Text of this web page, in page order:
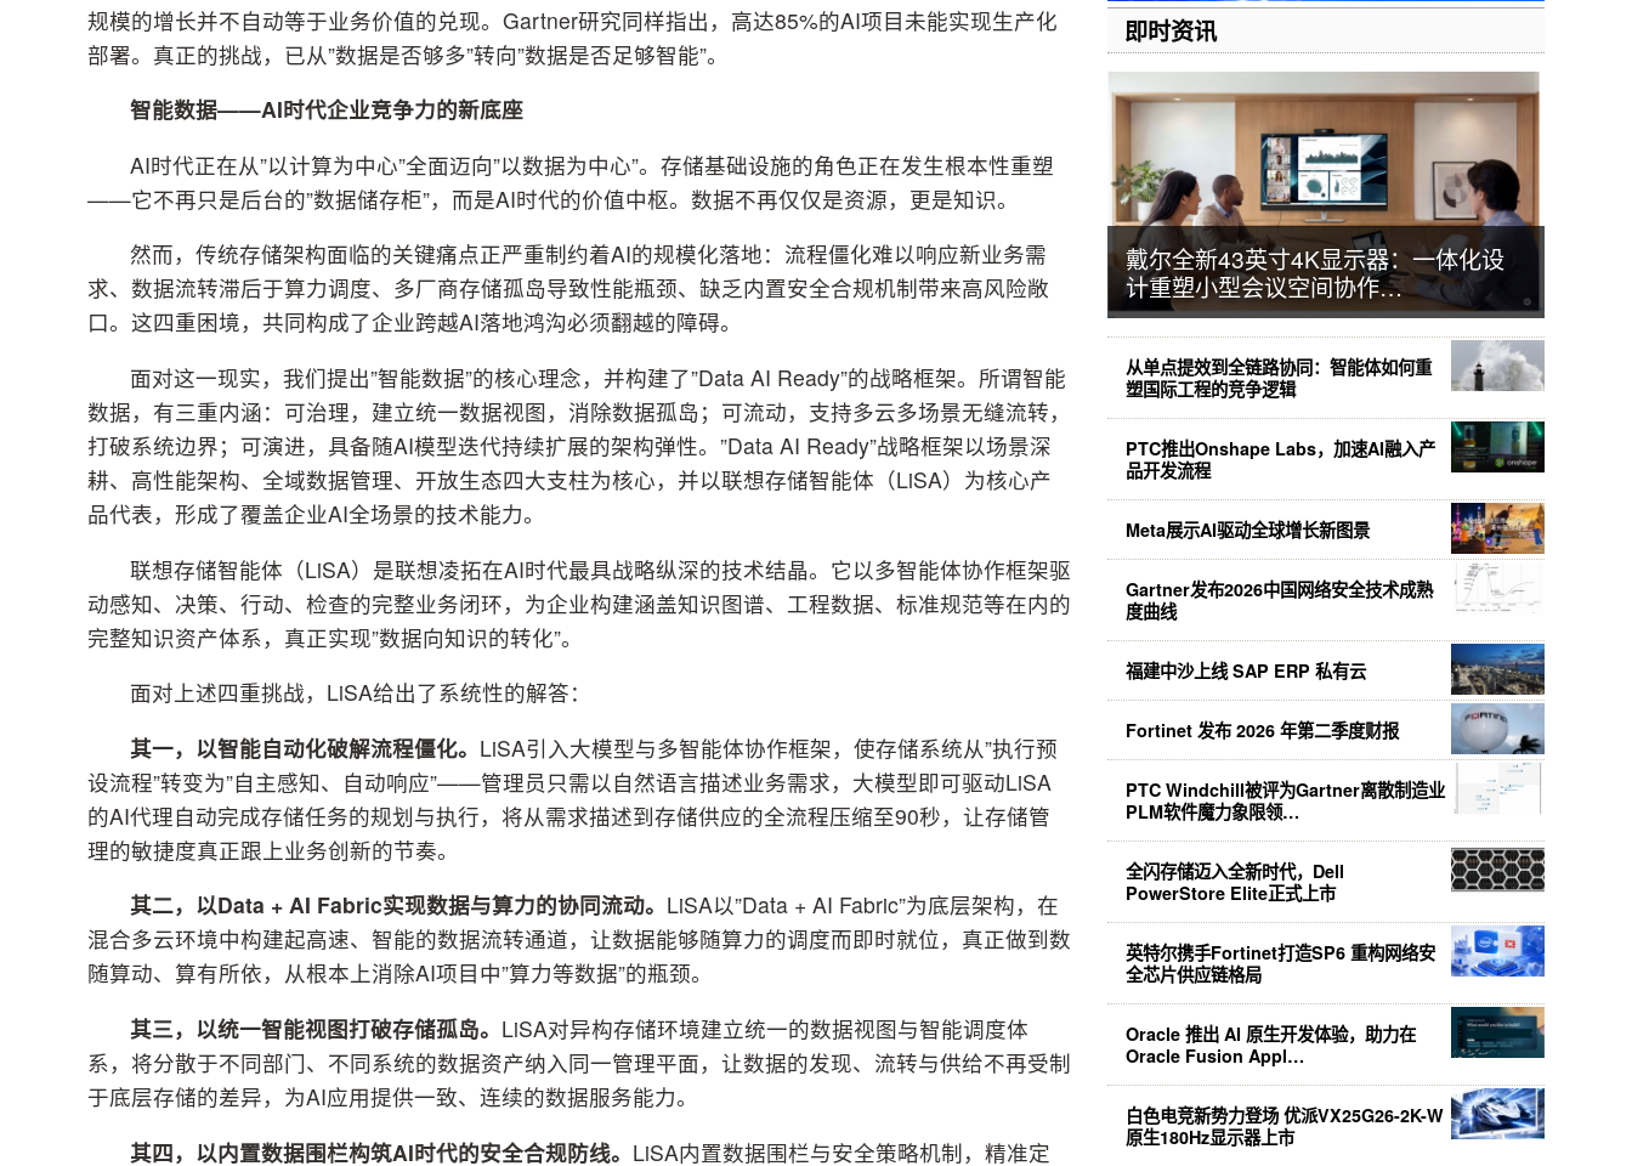
规模的增长并不自动等于业务价值的兑现。Gartner研究同样指出，高达85%的AI项目未能实现生产化
部署。真正的挑战，已从”数据是否够多”转向”数据是否足够智能”。
智能数据——AI时代企业竞争力的新底座
AI时代正在从”以计算为中心”全面迈向”以数据为中心”。存储基础设施的角色正在发生根本性重塑
——它不再只是后台的”数据储存柜”，而是AI时代的价值中枢。数据不再仅仅是资源，更是知识。
然而，传统存储架构面临的关键痛点正严重制约着AI的规模化落地：流程僵化难以响应新业务需
求、数据流转滞后于算力调度、多厂商存储孤岛导致性能瓶颈、缺乏内置安全合规机制带来高风险敞
口。这四重困境，共同构成了企业跨越AI落地鸿沟必须翻越的障碍。
面对这一现实，我们提出”智能数据”的核心理念，并构建了”Data AI Ready”的战略框架。所谓智能
数据，有三重内涵：可治理，建立统一数据视图，消除数据孤岛；可流动，支持多云多场景无缝流转，
打破系统边界；可演进，具备随AI模型迭代持续扩展的架构弹性。”Data AI Ready”战略框架以场景深
耕、高性能架构、全域数据管理、开放生态四大支柱为核心，并以联想存储智能体（LiSA）为核心产
品代表，形成了覆盖企业AI全场景的技术能力。
联想存储智能体（LiSA）是联想凌拓在AI时代最具战略纵深的技术结晶。它以多智能体协作框架驱
动感知、决策、行动、检查的完整业务闭环，为企业构建涵盖知识图谱、工程数据、标准规范等在内的
完整知识资产体系，真正实现”数据向知识的转化”。
面对上述四重挑战，LiSA给出了系统性的解答：
其一，以智能自动化破解流程僵化。 LiSA引入大模型与多智能体协作框架，使存储系统从”执行预
设流程”转变为”自主感知、自动响应”——管理员只需以自然语言描述业务需求，大模型即可驱动LiSA
的AI代理自动完成存储任务的规划与执行，将从需求描述到存储供应的全流程压缩至90秒，让存储管
理的敏捷度真正跟上业务创新的节奏。
其二，以Data + AI Fabric实现数据与算力的协同流动。 LiSA以”Data + AI Fabric”为底层架构，在
混合多云环境中构建起高速、智能的数据流转通道，让数据能够随算力的调度而即时就位，真正做到数
随算动、算有所依，从根本上消除AI项目中”算力等数据”的瓶颈。
其三，以统一智能视图打破存储孤岛。 LiSA对异构存储环境建立统一的数据视图与智能调度体
系，将分散于不同部门、不同系统的数据资产纳入同一管理平面，让数据的发现、流转与供给不再受制
于底层存储的差异，为AI应用提供一致、连续的数据服务能力。
其四，以内置数据围栏构筑AI时代的安全合规防线。 LiSA内置数据围栏与安全策略机制，精准定
即时资讯
戴尔全新43英寸4K显示器：一体化设
计重塑小型会议空间协作…
从单点提效到全链路协同：智能体如何重
塑国际工程的竞争逻辑
PTC推出Onshape Labs，加速AI融入产
品开发流程
Meta展示AI驱动全球增长新图景
Gartner发布2026中国网络安全技术成熟
度曲线
福建中沙上线 SAP ERP 私有云
Fortinet 发布 2026 年第二季度财报
PTC Windchill被评为Gartner离散制造业
PLM软件魔力象限领…
全闪存储迈入全新时代，Dell
PowerStore Elite正式上市
英特尔携手Fortinet打造SP6 重构网络安
全芯片供应链格局
Oracle 推出 AI 原生开发体验，助力在
Oracle Fusion Appl…
白色电竞新势力登场 优派VX25G26-2K-W
原生180Hz显示器上市